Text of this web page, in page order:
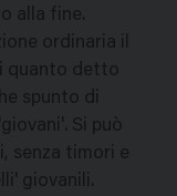
alla fine.
ordinaria il
quanto detto
spunto di
Si può
senza timori e
giovanili.